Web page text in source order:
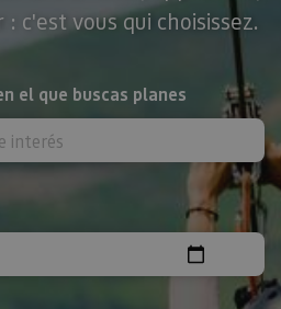
c'est vous qui choisissez.
el que buscas planes